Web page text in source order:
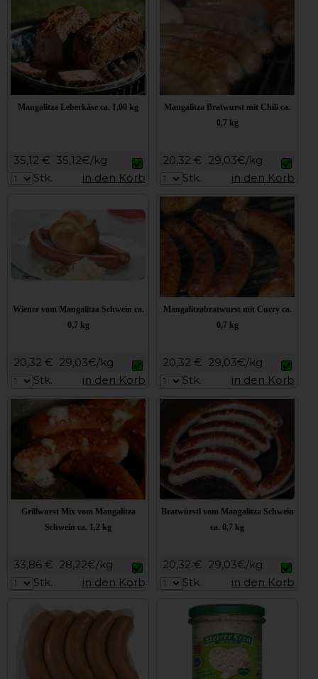
Mangalitza Leberkäse ca. 1,00 kg
35,12 € 35,12€/kg
Stk.
in den Korb
Mangalitza Bratwurst mit Chili ca.
0,7 kg
20,32 € 29,03€/kg
Stk.
in den Korb
Wiener vom Mangalitza Schwein ca.
0,7 kg
20,32 € 29,03€/kg
Stk.
in den Korb
Mangalitzabratwurst mit Curry ca.
0,7 kg
20,32 € 29,03€/kg
Stk.
in den Korb
Grillwurst Mix vom Mangalitza
Schwein ca. 1,2 kg
33,86 € 28,22€/kg
Stk.
in den Korb
Bratwürstl vom Mangalitza Schwein
ca. 0,7 kg
20,32 € 29,03€/kg
Stk.
in den Korb